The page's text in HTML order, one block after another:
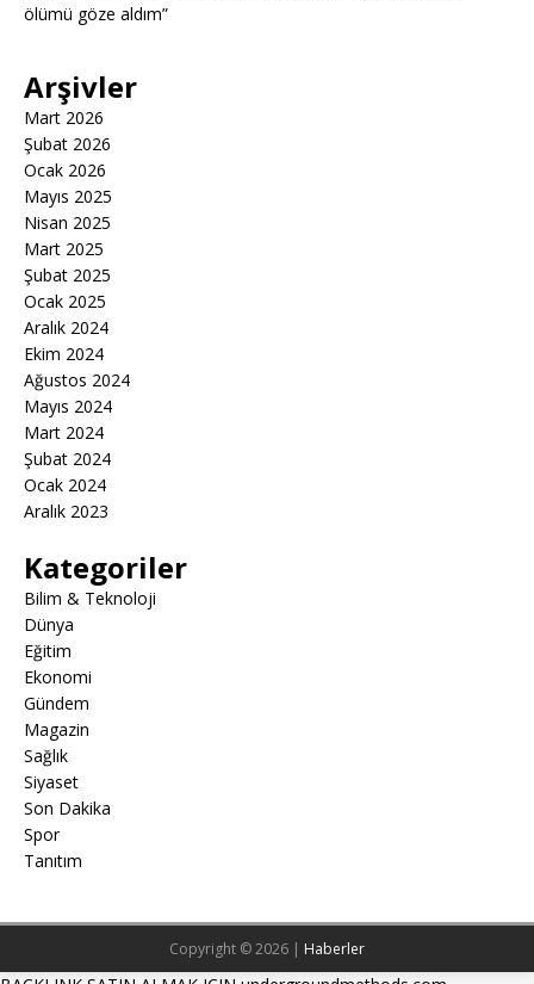
ölümü göze aldım”
Arşivler
Mart 2026
Şubat 2026
Ocak 2026
Mayıs 2025
Nisan 2025
Mart 2025
Şubat 2025
Ocak 2025
Aralık 2024
Ekim 2024
Ağustos 2024
Mayıs 2024
Mart 2024
Şubat 2024
Ocak 2024
Aralık 2023
Kategoriler
Bilim & Teknoloji
Dünya
Eğitim
Ekonomi
Gündem
Magazin
Sağlık
Siyaset
Son Dakika
Spor
Tanıtım
Copyright © 2026 | Haberler